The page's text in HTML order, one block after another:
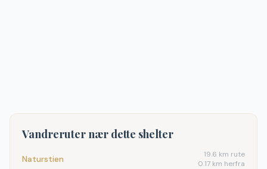
Vandreruter nær dette shelter
Naturstien 19.6 km rute
0.17 km herfra